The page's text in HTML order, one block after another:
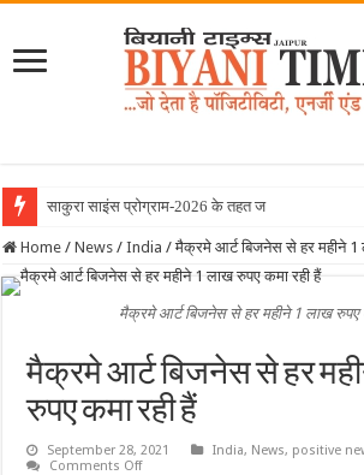
साकुरा साइंस प्रोग्राम-2026 के तहत जापान रवाना हुई
Home / News / India / मैक्रमे आर्ट बिजनेस से हर महीने 1
मैक्रमे आर्ट बिजनेस से हर महीने 1 लाख रुपए
मैक्रमे आर्ट बिजनेस से हर
रुपए कमा रही हैं
September 28, 2021 India, News, positive
Comments Offon